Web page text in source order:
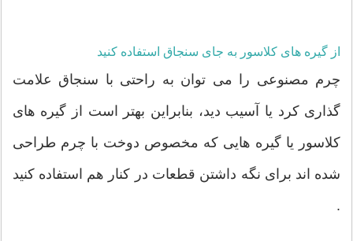
از گیره های کلاسور به جای سنجاق استفاده کنید
چرم مصنوعی را می توان به راحتی با سنجاق علامت
گذاری کرد یا آسیب دید، بنابراین بهتر است از گیره های
کلاسور یا گیره هایی که مخصوص دوخت با چرم طراحی
شده اند برای نگه داشتن قطعات در کنار هم استفاده کنید
.